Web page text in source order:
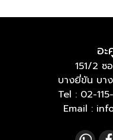
อ
151/2
บางยี่ขัน บา
Tel : 02-
Email :